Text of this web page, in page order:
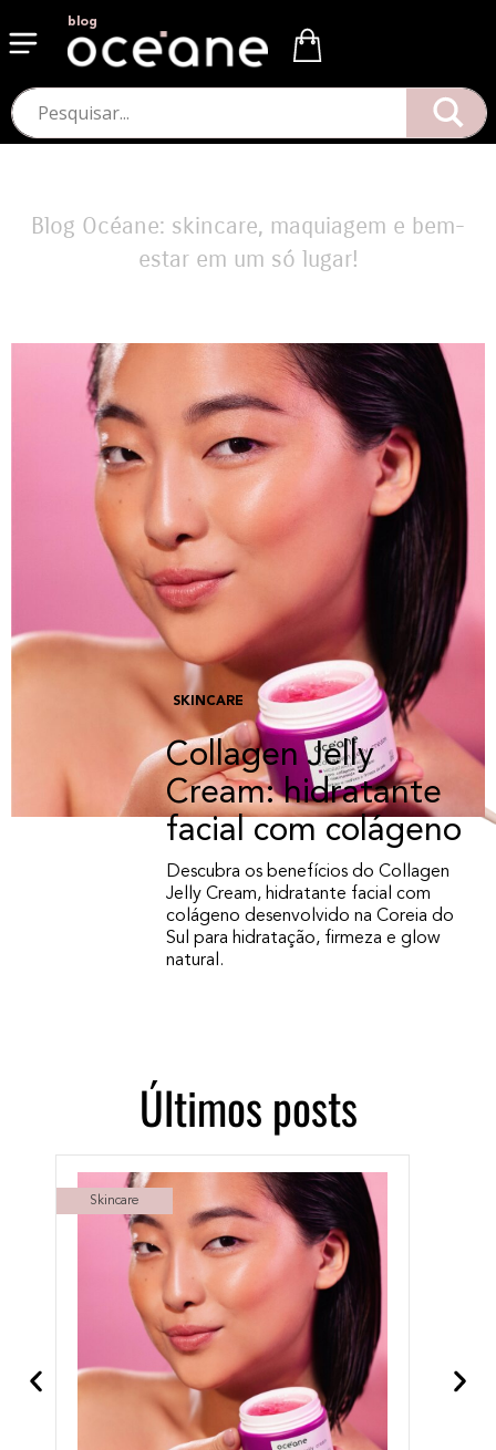
blog
Blog Océane: skincare, maquiagem e bem-
estar em um só lugar!
SKINCARE
Collagen Jelly
Cream: hidratante
facial com colágeno
Descubra os benefícios do Collagen
Jelly Cream, hidratante facial com
colágeno desenvolvido na Coreia do
Sul para hidratação, firmeza e glow
natural.
Últimos posts​
Skincare